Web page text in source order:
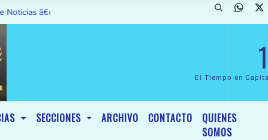
Noticiasâ€, fue declarada de InterÃ©s General y
El Tiempo en
SECCIONES ARCHIVO CONTACTO
QUIENES
SOMOS